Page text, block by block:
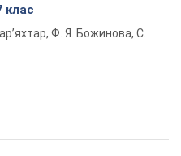
клас
Ф. Я. Божинова, С.